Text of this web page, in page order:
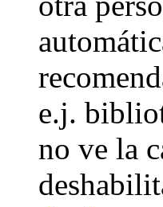
e.j.
no ve la